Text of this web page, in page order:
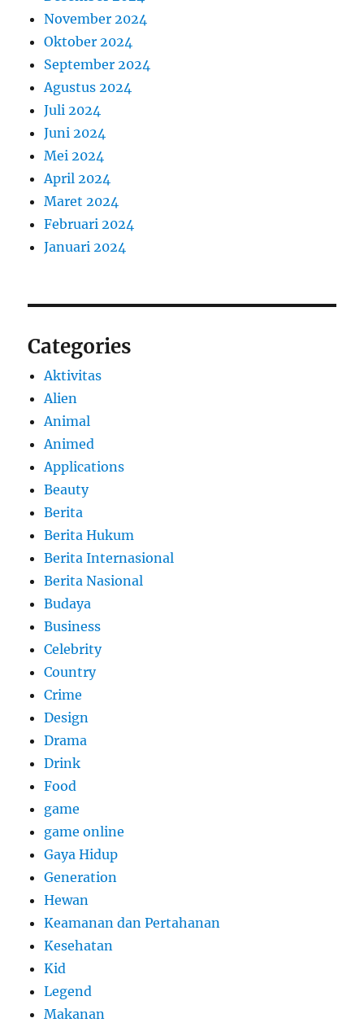
November 2024
Oktober 2024
September 2024
Agustus 2024
Juli 2024
Juni 2024
Mei 2024
April 2024
Maret 2024
Februari 2024
Januari 2024
Categories
Aktivitas
Alien
Animal
Animed
Applications
Beauty
Berita
Berita Hukum
Berita Internasional
Berita Nasional
Budaya
Business
Celebrity
Country
Crime
Design
Drama
Drink
Food
game
game online
Gaya Hidup
Generation
Hewan
Keamanan dan Pertahanan
Kesehatan
Kid
Legend
Makanan